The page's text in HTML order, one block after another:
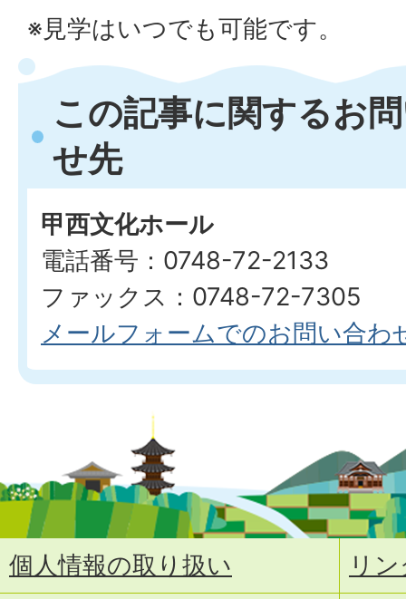
※見学はいつでも可能です。
この記事に関するお
せ先
甲西文化ホール
電話番号：0748-72-2133
ファックス：0748-72-7305
メールフォームでのお問い合わ
個人情報の取り扱い
リ